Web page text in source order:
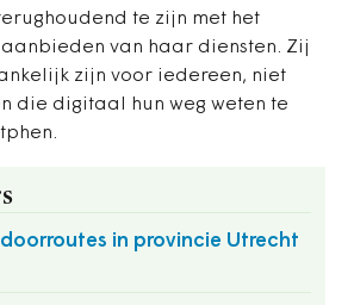
te zijn met het
van haar diensten. Zij
zijn voor iedereen, niet
die digitaal hun weg weten te
in provincie Utrecht